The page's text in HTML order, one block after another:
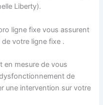
Liberty).
ligne fixe vous assurent
votre ligne fixe .
en mesure de vous
de
une intervention sur votre